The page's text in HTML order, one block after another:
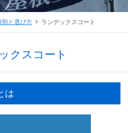
類と選び方 ランデックスコート
クスコート
は